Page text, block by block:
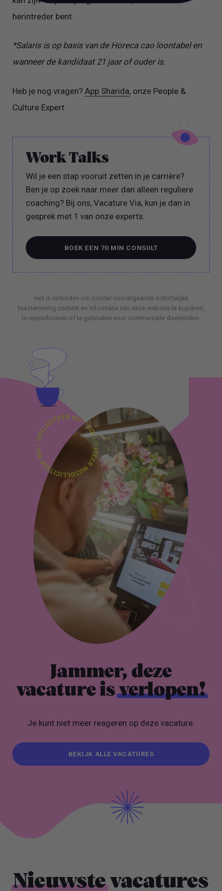
herintreder bent.
*Salaris is op basis van de Horeca cao loontabel en
wanneer de kandidaat 21 jaar of ouder is.
Heb je nog vragen?App Sharida, onze People &
Culture Expert
Work Talks
Wil je een stap vooruit zetten in je carrière?
Ben je op zoek naar meer dan alleen reguliere
coaching? Bij ons, Vacature Via, kun je dan in
gesprek met 1 van onze experts.
BOEK EEN 70 MIN CONSULT
BOEK EEN 70 MIN CONSULT
Het is verboden om zonder voorafgaande schriftelijke
toestemming content en informatie van deze website te kopiëren,
te reproduceren of te gebruiken voor commerciële doeleinden.
Jammer, deze
vacature isverlopen!
Je kunt niet meer reageren op deze vacature.
BEKIJK ALLE VACATURES
Nieuwstevacatures